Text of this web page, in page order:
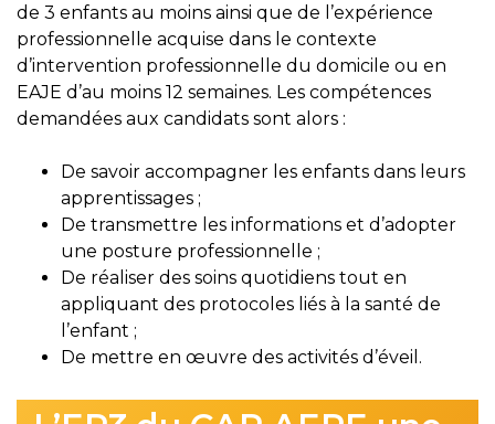
de 3 enfants au moins ainsi que de l’expérience
professionnelle acquise dans le contexte
d’intervention professionnelle du domicile ou en
EAJE d’au moins 12 semaines. Les compétences
demandées aux candidats sont alors :
De savoir accompagner les enfants dans leurs
apprentissages ;
De transmettre les informations et d’adopter
une posture professionnelle ;
De réaliser des soins quotidiens tout en
appliquant des protocoles liés à la santé de
l’enfant ;
De mettre en œuvre des activités d’éveil.